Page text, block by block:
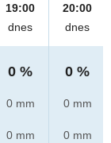
19:00
dnes
0 %
0 mm
0 mm
20:00
dnes
0 %
0 mm
0 mm